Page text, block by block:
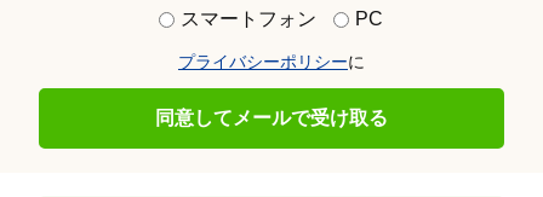
スマートフォン PC
プライバシーポリシーに
同意してメールで受け取る